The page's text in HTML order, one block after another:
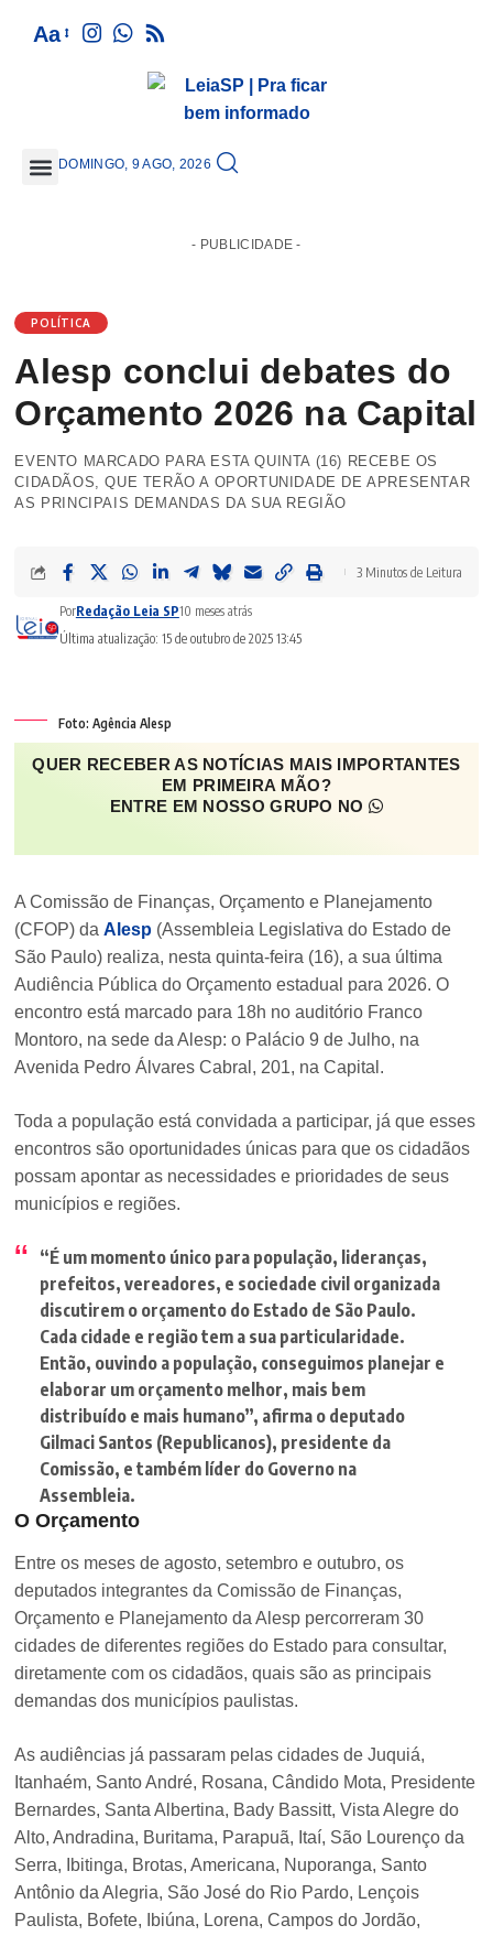
Aa
DOMINGO, 9 AGO, 2026
- PUBLICIDADE -
POLÍTICA
Alesp conclui debates do
Orçamento 2026 na Capital
EVENTO MARCADO PARA ESTA QUINTA (16) RECEBE OS
CIDADÃOS, QUE TERÃO A OPORTUNIDADE DE APRESENTAR
AS PRINCIPAIS DEMANDAS DA SUA REGIÃO
Última atualização: 15 de outubro de 2025 13:45
PorRedação Leia SP10 meses atrás
3 Minutos de Leitura
Foto: Agência Alesp
QUER RECEBER AS NOTÍCIAS MAIS IMPORTANTES
EM PRIMEIRA MÃO?
ENTRE EM NOSSO GRUPO NO
A Comissão de Finanças, Orçamento e Planejamento
(CFOP) daAlesp (Assembleia Legislativa do Estado de
São Paulo) realiza, nesta quinta-feira (16), a sua última
Audiência Pública do Orçamento estadual para 2026. O
encontro está marcado para 18h no auditório Franco
Montoro, na sede da Alesp: o Palácio 9 de Julho, na
Avenida Pedro Álvares Cabral, 201, na Capital.
Toda a população está convidada a participar, já que esses
encontros são oportunidades únicas para que os cidadãos
possam apontar as necessidades e prioridades de seus
municípios e regiões.
“É um momento único para população, lideranças,
prefeitos, vereadores, e sociedade civil organizada
discutirem o orçamento do Estado de São Paulo.
Cada cidade e região tem a sua particularidade.
Então, ouvindo a população, conseguimos planejar e
elaborar um orçamento melhor, mais bem
distribuído e mais humano”, afirma o deputado
Gilmaci Santos (Republicanos), presidente da
Comissão, e também líder do Governo na
Assembleia.
O Orçamento
Entre os meses de agosto, setembro e outubro, os
deputados integrantes da Comissão de Finanças,
Orçamento e Planejamento da Alesp percorreram 30
cidades de diferentes regiões do Estado para consultar,
diretamente com os cidadãos, quais são as principais
demandas dos municípios paulistas.
As audiências já passaram pelas cidades de Juquiá,
Itanhaém, Santo André, Rosana, Cândido Mota, Presidente
Bernardes, Santa Albertina, Bady Bassitt, Vista Alegre do
Alto, Andradina, Buritama, Parapuã, Itaí, São Lourenço da
Serra, Ibitinga, Brotas, Americana, Nuporanga, Santo
Antônio da Alegria, São José do Rio Pardo, Lençois
Paulista, Bofete, Ibiúna, Lorena, Campos do Jordão,